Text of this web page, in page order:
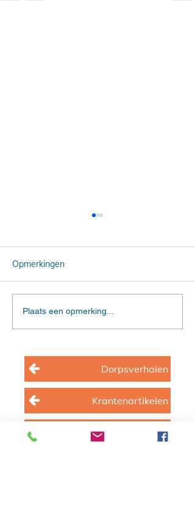
De noodlottige
steekpartij (deel 2)
Opmerkingen
Plaats een opmerking...
Dorpsverhalen
Krantenartikelen
Dorpsgeschiedenis